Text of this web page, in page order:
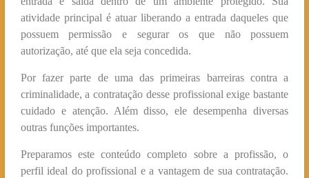
atividade principal é atuar liberando a entrada daqueles que
possuem permissão e segurar os que não possuem
autorização, até que ela seja concedida.
Por fazer parte de uma das primeiras barreiras contra a
criminalidade, a contratação desse profissional exige bastante
cuidado e atenção. Além disso, ele desempenha diversas
outras funções importantes.
Preparamos este conteúdo completo sobre a profissão, o
perfil ideal do profissional e a vantagem de sua contratação.